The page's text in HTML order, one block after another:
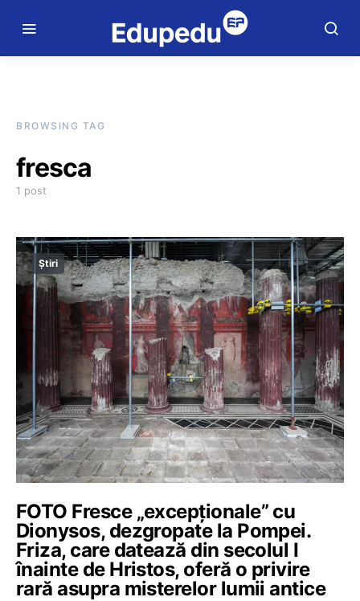
BROWSING TAG
fresca
1 post
Știri
FOTO Fresce „excepționale” cu
Dionysos, dezgropate la Pompei.
Friza, care datează din secolul I
înainte de Hristos, oferă o privire
rară asupra misterelor lumii antice